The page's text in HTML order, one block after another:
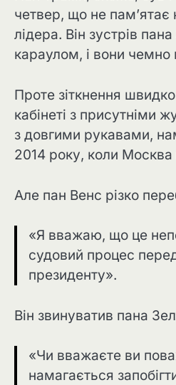
четвер, що не пам’ятає
лідера. Він зустрів
караулом, і вони чемно
Проте зіткнення
кабінеті з присутніми
з довгими рукавами,
2014 року, коли Москва
Але пан Венс різко
«Я вважаю, що це
судовий процес
президенту».
Він звинуватив пана
«Чи вважаєте ви
намагається